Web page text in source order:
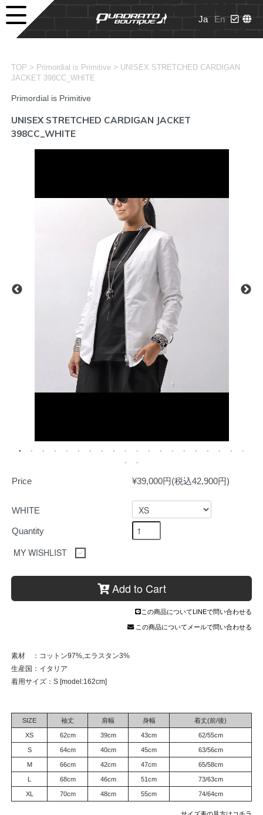
Ja En
TOP > Primordial is Primitive> UNISEX STRETCHED CARDIGAN
JACKET 398CC_WHITE
Primordial is Primitive
UNISEX STRETCHED CARDIGAN JACKET
398CC_WHITE
Price ¥39,000円(税込42,900円)
WHITE
Quantity
MY WISHLIST
Add to Cart
この商品についてLINEで問い合わせる
この商品についてメールで問い合わせる
素材 ：コットン97%,エラスタン3%
生産国：イタリア
着用サイズ：S [model:162cm]
SIZE 袖丈 肩幅 身幅 着丈(前/後)
XS 62cm 39cm 43cm 62/55cm
S 64cm 40cm 45cm 63/56cm
M 66cm 42cm 47cm 65/58cm
L 68cm 46cm 51cm 73/63cm
XL 70cm 48cm 55cm 74/64cm